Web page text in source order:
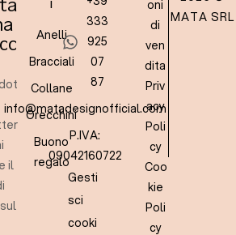
il
i
Anelli
Bracciali
Collane
Orecchini
Buono
regalo
333
925
07
87
info@matadesignofficial.com
P.IVA:
09042160722
Gesti
sci
cooki
oni
di
ven
dita
Priv
acy
Poli
cy
Coo
kie
Poli
cy
MATA SRL